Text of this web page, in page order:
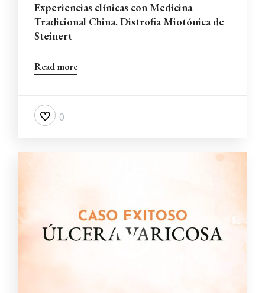
Experiencias clínicas con Medicina
Tradicional China. Distrofia Miotónica de
Steinert
Read more
0